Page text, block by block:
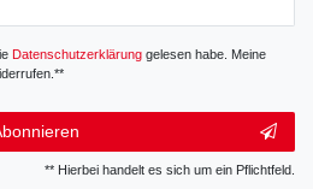
Daten­schutz­erklärunggelesen habe. Meine
** Hierbei handelt es sich um ein Pflichtfeld.